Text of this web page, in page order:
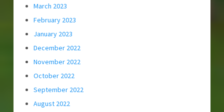
March 2023
February 2023
January 2023
December 2022
November 2022
October 2022
September 2022
August 2022